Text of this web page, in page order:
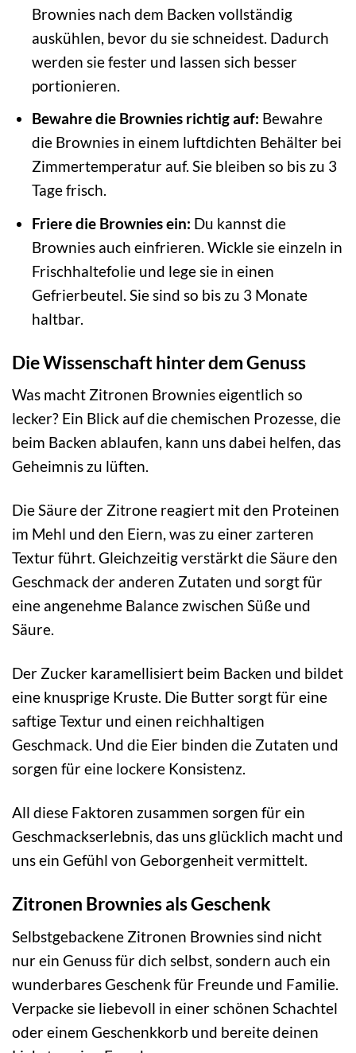
Brownies nach dem Backen vollständig
auskühlen, bevor du sie schneidest. Dadurch
werden sie fester und lassen sich besser
portionieren.
Bewahre die Brownies richtig auf: Bewahre
die Brownies in einem luftdichten Behälter bei
Zimmertemperatur auf. Sie bleiben so bis zu 3
Tage frisch.
Friere die Brownies ein: Du kannst die
Brownies auch einfrieren. Wickle sie einzeln in
Frischhaltefolie und lege sie in einen
Gefrierbeutel. Sie sind so bis zu 3 Monate
haltbar.
Die Wissenschaft hinter dem Genuss
Was macht Zitronen Brownies eigentlich so
lecker? Ein Blick auf die chemischen Prozesse, die
beim Backen ablaufen, kann uns dabei helfen, das
Geheimnis zu lüften.
Die Säure der Zitrone reagiert mit den Proteinen
im Mehl und den Eiern, was zu einer zarteren
Textur führt. Gleichzeitig verstärkt die Säure den
Geschmack der anderen Zutaten und sorgt für
eine angenehme Balance zwischen Süße und
Säure.
Der Zucker karamellisiert beim Backen und bildet
eine knusprige Kruste. Die Butter sorgt für eine
saftige Textur und einen reichhaltigen
Geschmack. Und die Eier binden die Zutaten und
sorgen für eine lockere Konsistenz.
All diese Faktoren zusammen sorgen für ein
Geschmackserlebnis, das uns glücklich macht und
uns ein Gefühl von Geborgenheit vermittelt.
Zitronen Brownies als Geschenk
Selbstgebackene Zitronen Brownies sind nicht
nur ein Genuss für dich selbst, sondern auch ein
wunderbares Geschenk für Freunde und Familie.
Verpacke sie liebevoll in einer schönen Schachtel
oder einem Geschenkkorb und bereite deinen